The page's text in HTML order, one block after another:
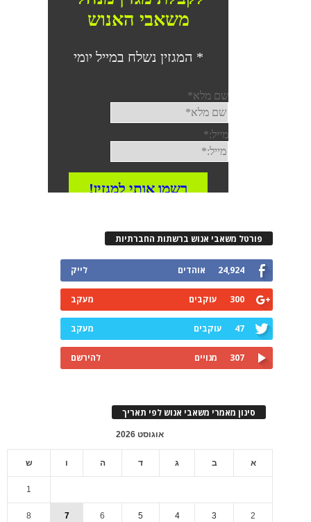
פורטל משאבי אנוש ברשתות החברתיות
24,924 אוהדים לייק
300 עוקבים מעקב
47 עוקבים מעקב
307 מנויים להירשם
סינון מאמרי משאבי אנוש לפי תאריך
אוגוסט 2026
א ב ג ד ה ו ש
1
2
3
4
5
6
7
8